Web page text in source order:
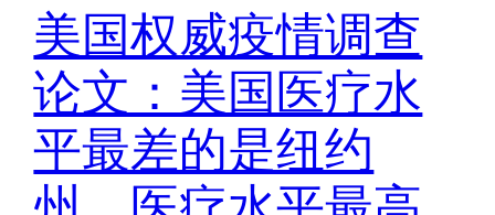
美国权威疫情调查
论文：美国医疗水
平最差的是纽约